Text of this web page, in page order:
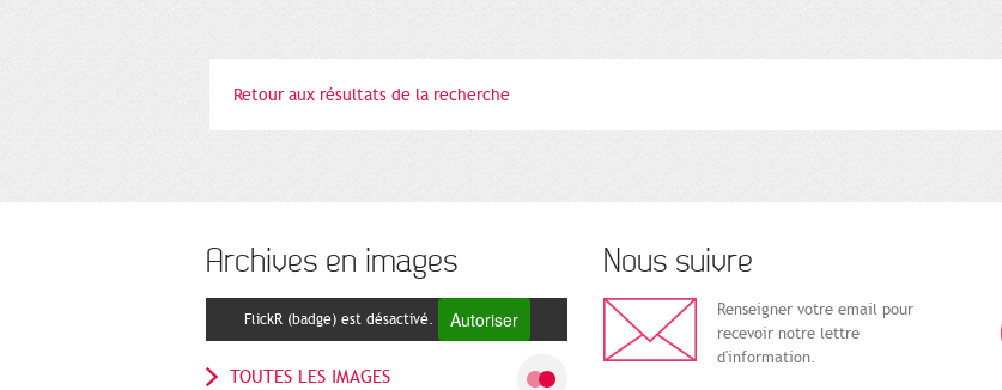
Retour aux résultats de la recherche
Archives en images
FlickR (badge) est désactivé. Autoriser
TOUTES LES IMAGES
Nous suivre
Renseigner votre email pour
recevoir notre lettre
d'information.